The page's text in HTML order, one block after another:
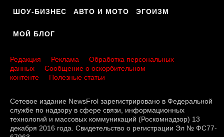
ШОУ-БИЗНЕС АВТО И МОТО ЭГОИЗМ
МОЙ БЛОГ
Редакция Реклама
Обработка персональных
данных
Сообщение о оскорбительном
контенте
Полезные статьи
Сетевое издание NewsFrol зарегистрировано в Федеральной
службе по надзору в сфере связи, информационных
технологий и массовых коммуникаций (Роскомнадзор) 13
декабря 2016 года. Свидетельство о регистрации Эл № ФС77-